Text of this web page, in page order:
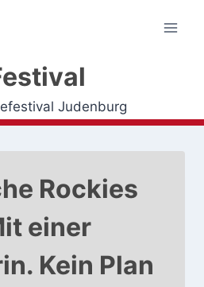
Judenburg
Rockies
einer
Kein Plan